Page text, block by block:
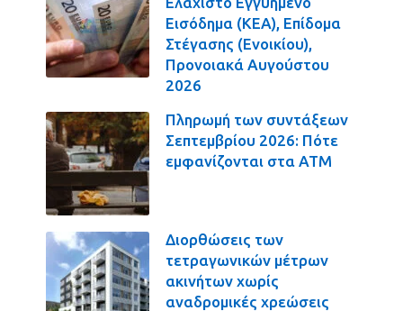
Εισόδημα (ΚΕΑ), Επίδομα
Στέγασης (Ενοικίου),
Προνοιακά Αυγούστου
2026
Πληρωμή των συντάξεων
Σεπτεμβρίου 2026: Πότε
εμφανίζονται στα ΑΤΜ
Διορθώσεις των
τετραγωνικών μέτρων
ακινήτων χωρίς
αναδρομικές χρεώσεις